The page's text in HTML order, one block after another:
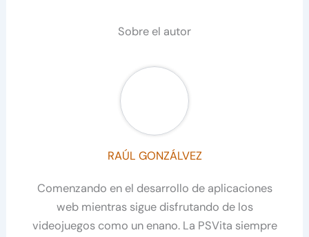
Sobre el autor
RAÚL GONZÁLVEZ
Comenzando en el desarrollo de aplicaciones
web mientras sigue disfrutando de los
videojuegos como un enano. La PSVita siempre